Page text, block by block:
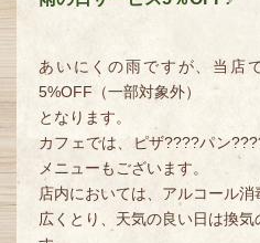
あいにくの雨ですが、当店
5%OFF（一部対象外）
となります。
カフェでは、ピザ????パン
メニューもございます。
店内においては、アルコール
広くとり、天気の良い日は換